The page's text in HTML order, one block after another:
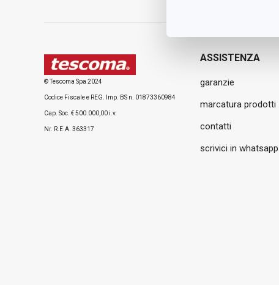
© Tescoma Spa 2024
Codice Fiscale e REG. Imp. BS n. 01873360984
Cap. Soc. € 500.000,00 i.v.
Nr. R.E.A. 363317
ASSISTENZA
garanzie
marcatura prodotti
contatti
scrivici in whatsapp